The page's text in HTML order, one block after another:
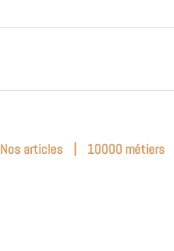
Nos articles | 10000 métiers